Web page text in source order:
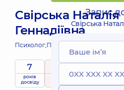
Свірська Наталія
Геннадіївна
Психолог;Психолог дитячий;
7
років
досвіду
рейтингна підставі
Запис
Свірська